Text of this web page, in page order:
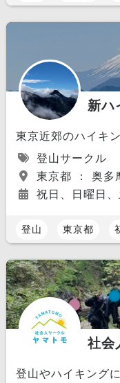
新ハ
東京近郊のハイキ
登山サークル
東京都 ： 奥多
祝日、日曜日
登山 東京都
社会
登山やハイキング